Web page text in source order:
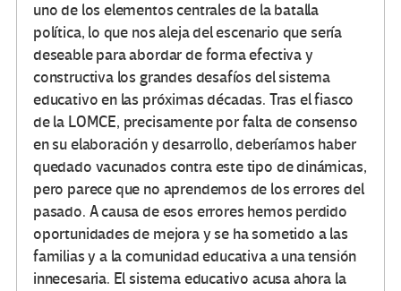
uno de los elementos centrales de la batalla
política, lo que nos aleja del escenario que sería
deseable para abordar de forma efectiva y
constructiva los grandes desafíos del sistema
educativo en las próximas décadas. Tras el fiasco
de la LOMCE, precisamente por falta de consenso
en su elaboración y desarrollo, deberíamos haber
quedado vacunados contra este tipo de dinámicas,
pero parece que no aprendemos de los errores del
pasado. A causa de esos errores hemos perdido
oportunidades de mejora y se ha sometido a las
familias y a la comunidad educativa a una tensión
innecesaria. El sistema educativo acusa ahora la